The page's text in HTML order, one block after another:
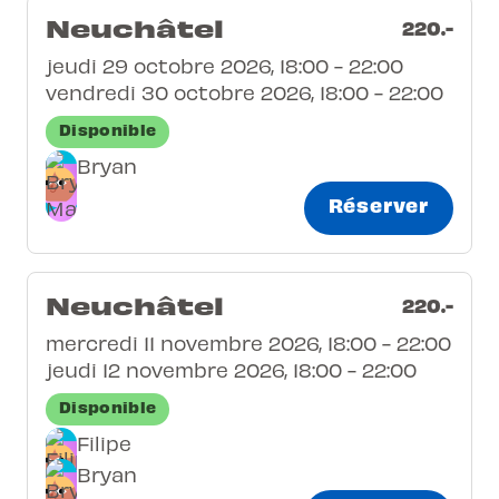
Neuchâtel 220.-
jeudi 29 octobre 2026, 18:00 - 22:00
vendredi 30 octobre 2026, 18:00 - 22:00
Disponible
Bryan
Réserver
Neuchâtel 220.-
mercredi 11 novembre 2026, 18:00 - 22:00
jeudi 12 novembre 2026, 18:00 - 22:00
Disponible
Filipe
Bryan